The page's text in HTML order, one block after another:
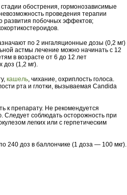
стадии обострения, гормонозависимые
проведения терапии
развития побочных эффектов;
по 2 ингаляционные дозы (0,2 мг)
астмы лечение можно начинать с 12
в возрасте от 6 до 12 лет
доз (1,2 мг).
кашель, чихание, охриплость голоса.
рта и глотки, вызываемая Candida
к препарату. Не рекомендуется
Следует соблюдать осторожность при
легких или с герпетическим
240 доз в баллончике (1 доза — 100 мкг).